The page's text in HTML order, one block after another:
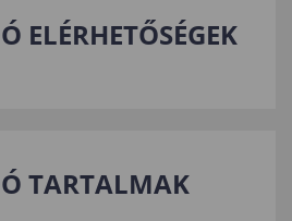
ELÉRHETŐSÉGEK
TARTALMAK